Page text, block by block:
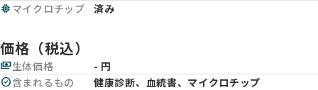
memory マイクロチップ 済み
価格（税込）
payments生体価格
- 円
check_circle含まれるもの
健康診断、血統書、マイクロチップ